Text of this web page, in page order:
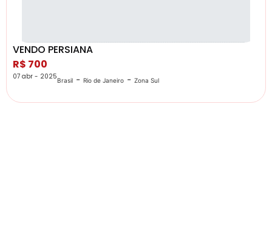
VENDO PERSIANA
R$ 700
07 abr - 2025Brasil - Rio de Janeiro - Zona Sul